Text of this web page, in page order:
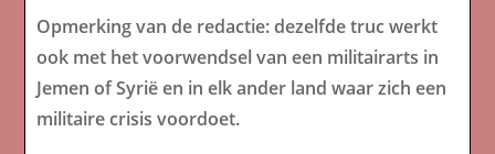
Opmerking van de redactie: dezelfde truc werkt
ook met het voorwendsel van een militairarts in
Jemen of Syrië en in elk ander land waar zich een
militaire crisis voordoet.